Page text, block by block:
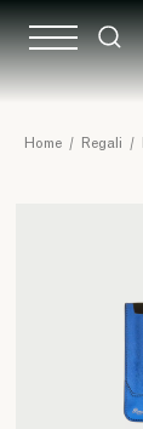
Pineider
Home / Regali /